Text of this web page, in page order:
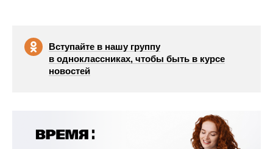
Вступайте в нашу группу
в одноклассниках, чтобы быть в курсе
новостей